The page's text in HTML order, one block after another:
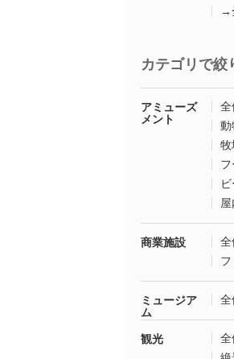
→
カテゴリで絞
アミューズ
メント
全
動
牧
商業施設 全
ミュージア
ム
全
観光 全